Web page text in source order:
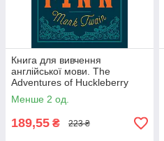
Книга для вивчення
англійської мови. The
Adventures of Huckleberry
Finn. Марк Твен
Менше 2 од.
189,55 ₴ 223 ₴